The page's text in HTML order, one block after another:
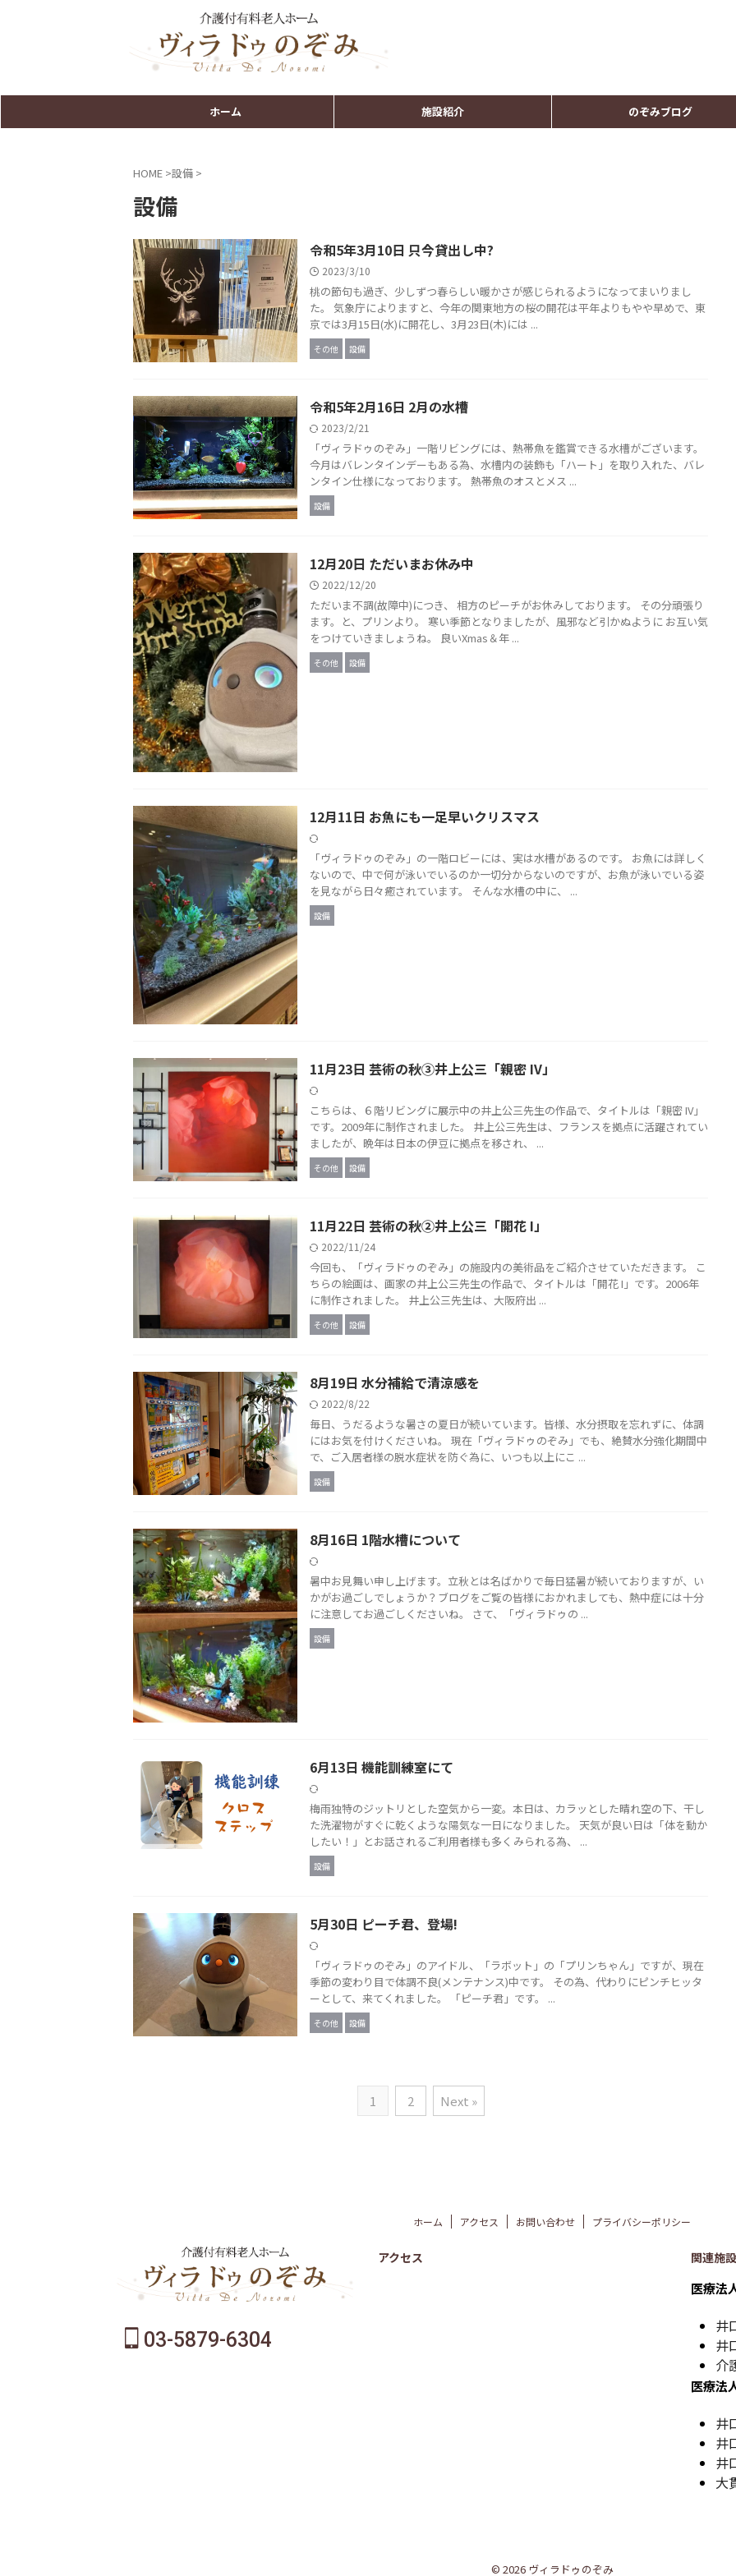
ホーム 施設紹介 のぞみブログ
HOME >設備 >
設備
令和5年3月10日 只今貸出し中?
2023/3/10
桃の節句も過ぎ、少しずつ春らしい暖かさが感じられるようになってまいりまし
た。 気象庁によりますと、今年の関東地方の桜の開花は平年よりもやや早めで、東
京では3月15日(水)に開花し、3月23日(木)には ...
その他 設備
令和5年2月16日 2月の水槽
2023/2/21
「ヴィラドゥのぞみ」一階リビングには、熱帯魚を鑑賞できる水槽がございます。
今月はバレンタインデーもある為、水槽内の装飾も「ハート」を取り入れた、バレ
ンタイン仕様になっております。 熱帯魚のオスとメス ...
設備
12月20日 ただいまお休み中
2022/12/20
ただいま不調(故障中)につき、 相方のピーチがお休みしております。 その分頑張り
ます。と、プリンより。 寒い季節となりましたが、風邪など引かぬように お互い気
をつけていきましょうね。 良いXmas＆年 ...
その他 設備
12月11日 お魚にも一足早いクリスマス
「ヴィラドゥのぞみ」の一階ロビーには、実は水槽があるのです。 お魚には詳しく
ないので、中で何が泳いでいるのか一切分からないのですが、お魚が泳いでいる姿
を見ながら日々癒されています。 そんな水槽の中に、 ...
設備
11月23日 芸術の秋③井上公三「親密 IV」
こちらは、６階リビングに展示中の井上公三先生の作品で、タイトルは「親密 IV」
です。2009年に制作されました。 井上公三先生は、フランスを拠点に活躍されてい
ましたが、晩年は日本の伊豆に拠点を移され、 ...
その他 設備
11月22日 芸術の秋②井上公三「開花 I」
2022/11/24
今回も、「ヴィラドゥのぞみ」の施設内の美術品をご紹介させていただきます。 こ
ちらの絵画は、画家の井上公三先生の作品で、タイトルは「開花 I」です。2006年
に制作されました。 井上公三先生は、大阪府出 ...
その他 設備
8月19日 水分補給で清涼感を
2022/8/22
毎日、うだるような暑さの夏日が続いています。皆様、水分摂取を忘れずに、体調
にはお気を付けくださいね。 現在「ヴィラドゥのぞみ」でも、絶賛水分強化期間中
で、ご入居者様の脱水症状を防ぐ為に、いつも以上にこ ...
設備
8月16日 1階水槽について
暑中お見舞い申し上げます。立秋とは名ばかりで毎日猛暑が続いておりますが、い
かがお過ごしでしょうか？ブログをご覧の皆様におかれましても、熱中症には十分
に注意してお過ごしくださいね。 さて、「ヴィラドゥの ...
設備
6月13日 機能訓練室にて
梅雨独特のジットリとした空気から一変。本日は、カラッとした晴れ空の下、干し
た洗濯物がすぐに乾くような陽気な一日になりました。 天気が良い日は「体を動か
したい！」とお話されるご利用者様も多くみられる為、 ...
設備
5月30日 ピーチ君、登場!
「ヴィラドゥのぞみ」のアイドル、「ラボット」の「プリンちゃん」ですが、現在
季節の変わり目で体調不良(メンテナンス)中です。 その為、代わりにピンチヒッタ
ーとして、来てくれました。 「ピーチ君」です。 ...
その他 設備
1 2 Next »
ホーム アクセス お問い合わせ プライバシーポリシー
アクセス 関連施設
医療法
井
井
介
医療法
井
井
井
大
03-5879-6304
© 2026 ヴィラドゥのぞみ